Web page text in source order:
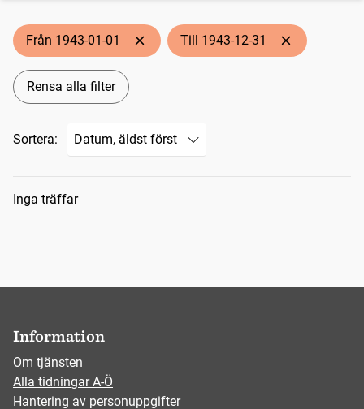
Från 1943-01-01 Till 1943-12-31
Rensa alla filter
Sortera:
Sökresultat
Inga träffar
Information
Om tjänsten
Alla tidningar A-Ö
Hantering av personuppgifter